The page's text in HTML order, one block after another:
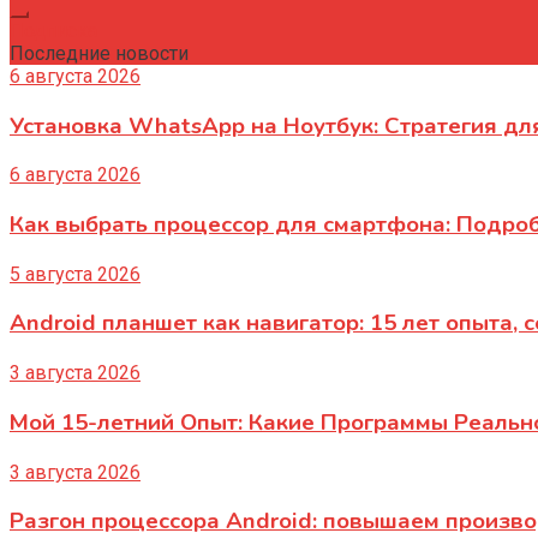
Последние новости
6 августа 2026
Установка WhatsApp на Ноутбук: Стратегия
6 августа 2026
Как выбрать процессор для смартфона:
5 августа 2026
Android планшет как навигатор: 15 лет опыта,
3 августа 2026
Мой 15-летний Опыт: Какие Программы
3 августа 2026
Разгон процессора Android: повышаем